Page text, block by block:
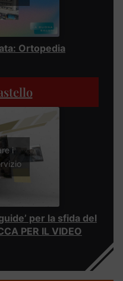
Ortopedia
i
per la sfida del
PER IL VIDEO